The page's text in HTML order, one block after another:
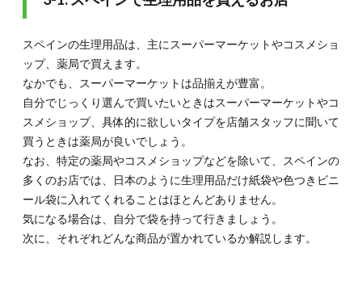
スペインの生理用品は、主にスーパーマーケットやコスメショ
ップ、薬局で買えます。
なかでも、スーパーマーケットは品揃えが豊富。
自分でじっくり選んで買いたいときはスーパーマーケットやコ
スメショップ、具体的に欲しいタイプを店舗スタッフに聞いて
買うときは薬局が良いでしょう。
なお、特定の薬局やコスメショップなどを除いて、スペインの
多くのお店では、日本のように生理用品だけ紙袋や色つきビニ
ール袋に入れてくれることはほとんどありません。
気になる場合は、自分で袋を持って行きましょう。
次に、それぞれどんな商品が置かれているか解説します。